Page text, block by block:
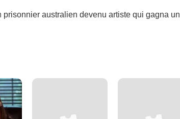
australien devenu artiste qui gagna un